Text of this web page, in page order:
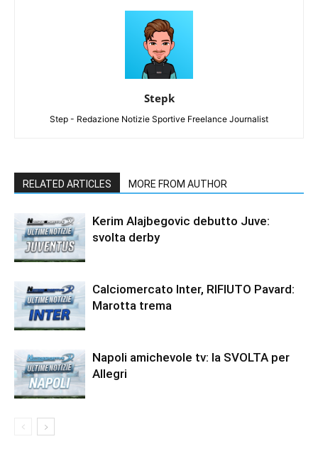
Stepk
Step - Redazione Notizie Sportive Freelance Journalist
RELATED ARTICLES MORE FROM AUTHOR
Kerim Alajbegovic debutto Juve:
svolta derby
Calciomercato Inter, RIFIUTO Pavard:
Marotta trema
Napoli amichevole tv: la SVOLTA per
Allegri